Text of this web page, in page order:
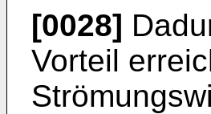
[0028]
Vorteil